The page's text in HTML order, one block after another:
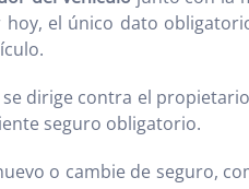
el único dato
dirige contra el
seguro obligatorio.
o cambie de seguro,